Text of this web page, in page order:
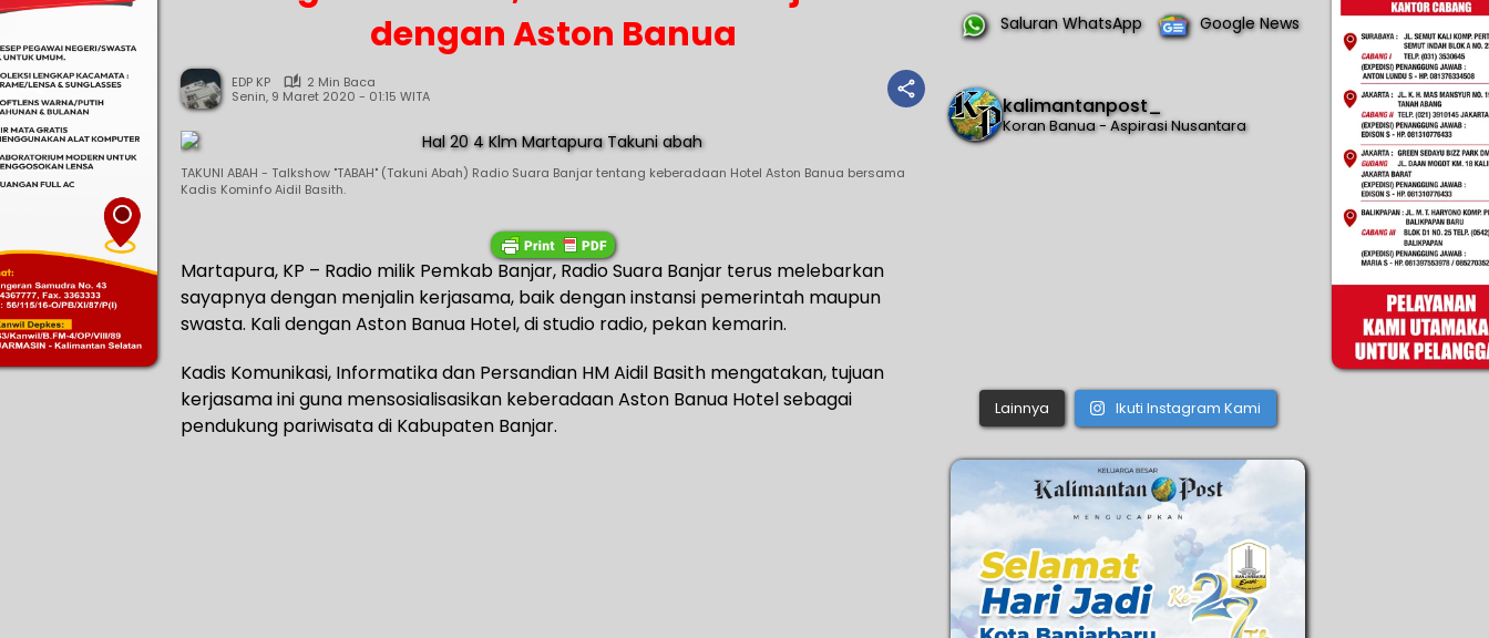
dengan Aston Banua
EDP KP
2 Min Baca
Senin, 9 Maret 2020 - 01:15 WITA
TAKUNI ABAH - Talkshow "TABAH" (Takuni Abah) Radio Suara Banjar tentang keberadaan Hotel Aston Banua bersama
Kadis Kominfo Aidil Basith.
Martapura, KP – Radio milik Pemkab Banjar, Radio Suara Banjar terus melebarkan
sayapnya dengan menjalin kerjasama, baik dengan instansi pemerintah maupun
swasta. Kali dengan Aston Banua Hotel, di studio radio, pekan kemarin.
Kadis Komunikasi, Informatika dan Persandian HM Aidil Basith mengatakan, tujuan
kerjasama ini guna mensosialisasikan keberadaan Aston Banua Hotel sebagai
pendukung pariwisata di Kabupaten Banjar.
Saluran WhatsApp Google News
kalimantanpost_
Koran Banua - Aspirasi Nusantara
Lainnya Ikuti Instagram Kami